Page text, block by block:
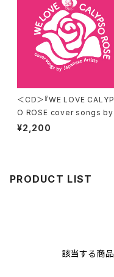
＜CD＞『WE LOVE
O ROSE cover songs by
¥2,200
PRODUCT LIST
該当する商